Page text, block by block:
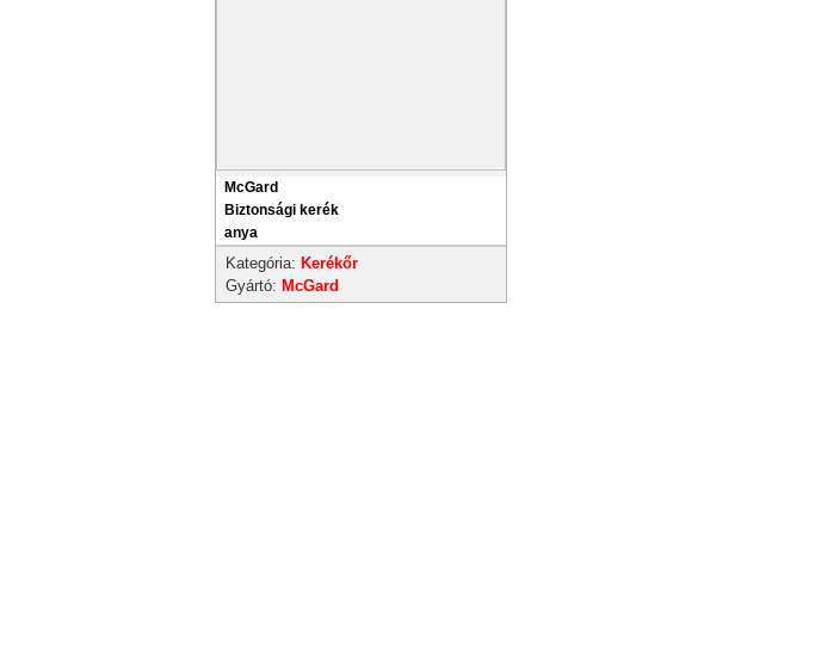
McGard
Biztonsági kerék
anya
Kategória: Kerékőr
Gyártó: McGard